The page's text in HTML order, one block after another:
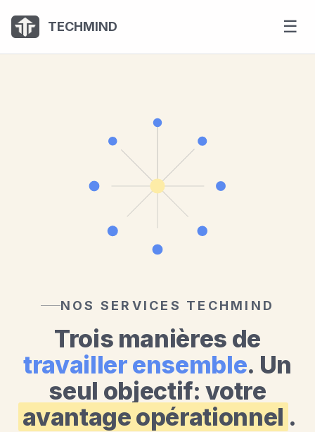
TECHMIND ☰
NOS SERVICES TECHMIND
Trois manières de
travailler ensemble. Un
seul objectif: votre
avantage opérationnel .